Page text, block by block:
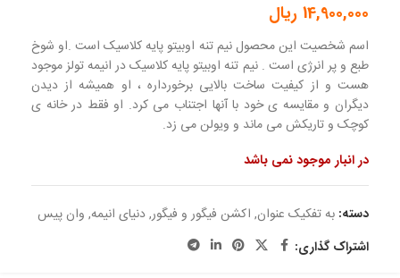
14,900,000 ریال
اسم شخصیت این محصول نیم تنه اوبیتو پایه کلاسیک است .او شوخ
طبع و پر انرژی است . نیم تنه اوبیتو پایه کلاسیک در انیمه تولز موجود
هست و از کیفیت ساخت بالایی برخورداره ، او همیشه از دیدن
دیگران و مقایسه ی خود با آنها اجتناب می کرد. او فقط در خانه ی
کوچک و تاریکش می ماند و ویولن می زد.
در انبار موجود نمی باشد
دسته: به تفکیک عنوان, اکشن فیگور و فیگور,دنیای انیمه, وان پیس
اشتراک گذاری: